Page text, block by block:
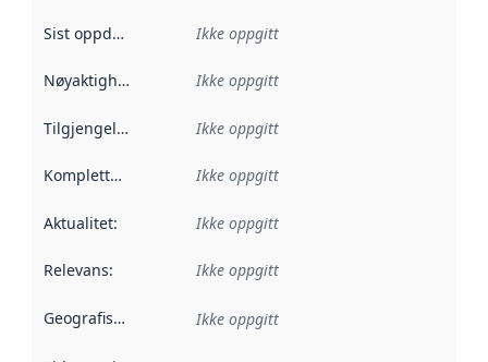
Sist oppdatert Ikke oppgitt
Nøyaktighet Ikke oppgitt
Tilgjengelighet Ikke oppgitt
Kompletthet Ikke oppgitt
Aktualitet: Ikke oppgitt
Relevans: Ikke oppgitt
Geografisk avgrensning :
Ikke oppgitt